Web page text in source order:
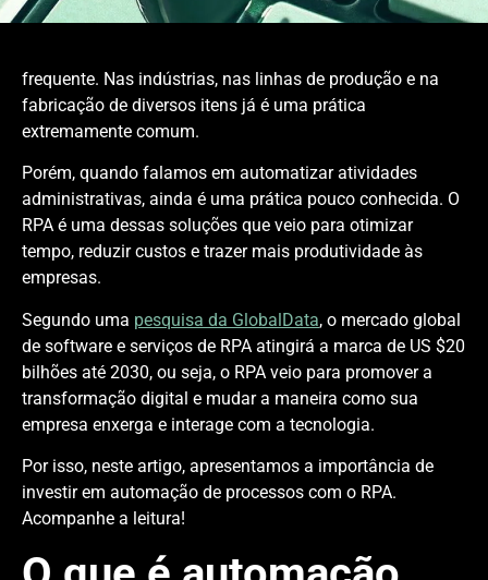
frequente. Nas indústrias, nas linhas de produção e na
fabricação de diversos itens já é uma prática
extremamente comum.
Porém, quando falamos em automatizar atividades
administrativas, ainda é uma prática pouco conhecida. O
RPA é uma dessas soluções que veio para otimizar
tempo, reduzir custos e trazer mais produtividade às
empresas.
Segundo uma pesquisa da GlobalData, o mercado global
de software e serviços de RPA atingirá a marca de US $20
bilhões até 2030, ou seja, o RPA veio para promover a
transformação digital e mudar a maneira como sua
empresa enxerga e interage com a tecnologia.
Por isso, neste artigo, apresentamos a importância de
investir em automação de processos com o RPA.
Acompanhe a leitura!